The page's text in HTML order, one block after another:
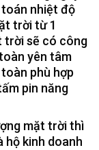
nhiệt độ
trời từ 1
trời sẽ có công
yên tâm
phù hợp
pin năng
mặt trời thì
hộ kinh doanh